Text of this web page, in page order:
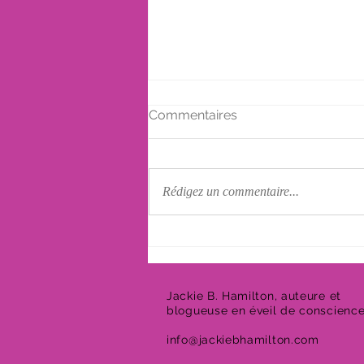
Commentaires
Rédigez un commentaire...
Jackie B. Hamilton, auteure et
blogueuse en éveil de conscience
info@jackiebhamilton.com